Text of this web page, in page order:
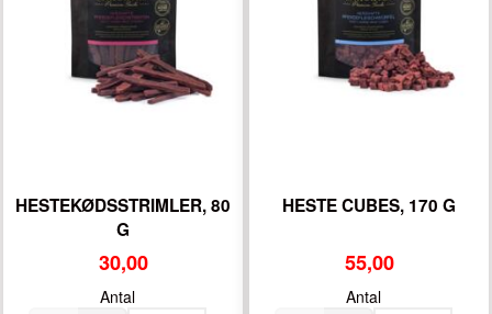
HESTEKØDSSTRIMLER, 80
G
30,00
Antal
HESTE CUBES, 170 G
55,00
Antal